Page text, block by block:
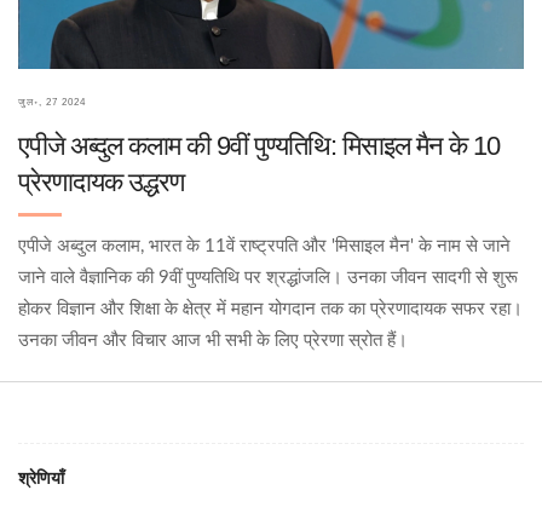
जुल॰, 27 2024
एपीजे अब्दुल कलाम की 9वीं पुण्यतिथि: मिसाइल मैन के 10
प्रेरणादायक उद्धरण
एपीजे अब्दुल कलाम, भारत के 11वें राष्ट्रपति और 'मिसाइल मैन' के नाम से जाने
जाने वाले वैज्ञानिक की 9वीं पुण्यतिथि पर श्रद्धांजलि। उनका जीवन सादगी से शुरू
होकर विज्ञान और शिक्षा के क्षेत्र में महान योगदान तक का प्रेरणादायक सफर रहा।
उनका जीवन और विचार आज भी सभी के लिए प्रेरणा स्रोत हैं।
श्रेणियाँ